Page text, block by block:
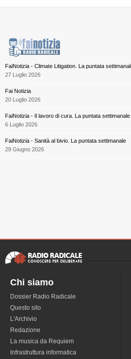
FaiNotizia - Climate Litigation. La puntata
27 Luglio 2026
Fai Notizia
20 Luglio 2026
FaiNotizia - Il lavoro di cura. La puntata settimanale
6 Luglio 2026
FaiNotizia - Sanità al bivio. La puntata settimanale
29 Giugno 2026
Chi siamo
Dossier Radio Radicale
Questo sito
L'Archivio
Redazione
La musica da Requiem
Infrastruttura informatica